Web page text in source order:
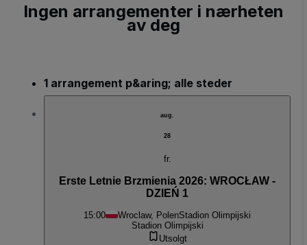
Ingen arrangementer i nærheten
av deg
1 arrangement p&aring; alle steder
aug.
28
fr.
Erste Letnie Brzmienia 2026: WROCŁAW -
DZIEŃ 1
15:00 Wroclaw, PolenStadion Olimpijski
Stadion Olimpijski
Utsolgt